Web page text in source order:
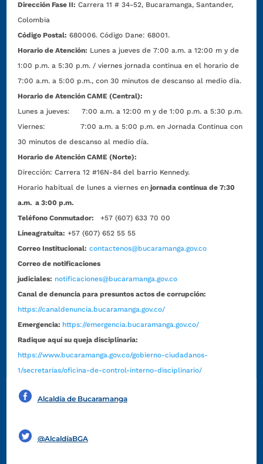
Dirección Fase II: Carrera 11 # 34-52, Bucaramanga, Santander,
Colombia
Código Postal: 680006. Código Dane: 68001.
Horario de Atención: Lunes a jueves de 7:00 a.m. a 12:00 m y de
1:00 p.m. a 5:30 p.m. / viernes jornada continua en el horario de
7:00 a.m. a 5:00 p.m., con 30 minutos de descanso al medio día.
Horario de Atención CAME (Central):
Lunes a jueves: 7:00 a.m. a 12:00 m y de 1:00 p.m. a 5:30 p.m.
Viernes: 7:00 a.m. a 5:00 p.m. en Jornada Continua con
30 minutos de descanso al medio día.
Horario de Atención CAME (Norte):
Dirección:Carrera 12 #16N-84 del barrio Kennedy.
Horario habitual de lunes a viernes en jornada continua de 7:30
a.m. a 3:00 p.m.
Teléfono Conmutador:
+57 (607) 633 70 00
Líneagratuita: +57 (607) 652 55 55
Correo Institucional: contactenos@bucaramanga.gov.co
Correo de notificaciones
judiciales: notificaciones@bucaramanga.gov.co
Canal de denuncia para presuntos actos de corrupción:
https://canaldenuncia.bucaramanga.gov.co/
Emergencia: https://emergencia.bucaramanga.gov.co/
Radique aquí su queja disciplinaria:
https://www.bucaramanga.gov.co/gobierno-ciudadanos-
1/secretarias/oficina-de-control-interno-disciplinario/
Alcaldía de Bucaramanga
@AlcaldíaBGA